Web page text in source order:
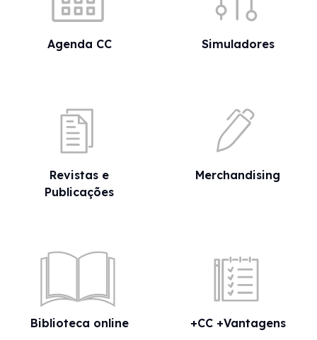
Agenda CC Simuladores
Revistas e
Publicações
Merchandising
Biblioteca online +CC +Vantagens